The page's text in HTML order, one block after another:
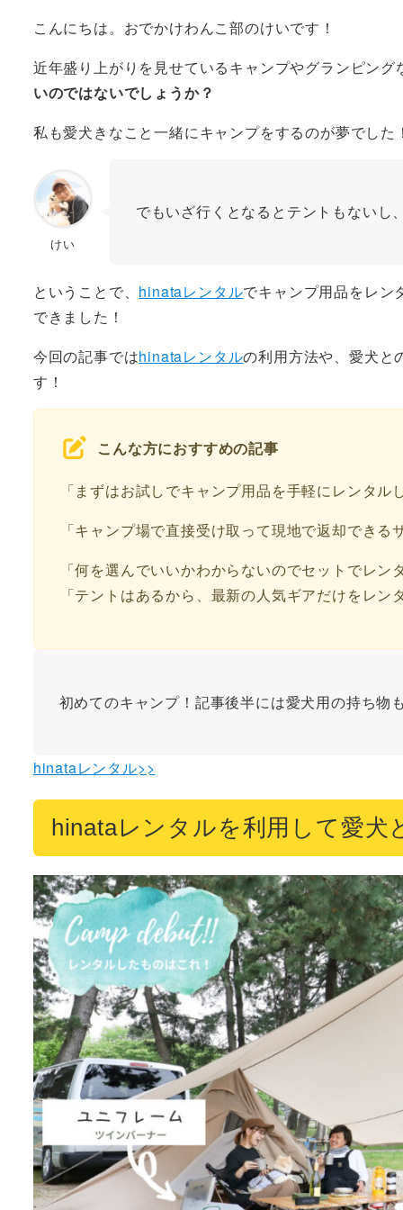
こんにちは。おでかけわんこ部のけいです！
近年盛り上がりを見せているキャンプやグランピン
いのではないでしょうか？
私も愛犬きなこと一緒にキャンプをするのが夢でした
けい
でもいざ行くとなるとテントもないし
ということで、 hinataレンタルでキャンプ用品をレン
できました！
今回の記事ではhinataレンタルの利用方法や、愛犬と
す！
こんな方におすすめの記事
「まずはお試しでキャンプ用品を手軽にレンタル
「キャンプ場で直接受け取って現地で返却できる
「何を選んでいいかわからないのでセットでレン
「テントはあるから、最新の人気ギアだけをレン
初めてのキャンプ！記事後半には愛犬用の持ち物
hinataレンタル>>
hinataレンタルを利用して愛